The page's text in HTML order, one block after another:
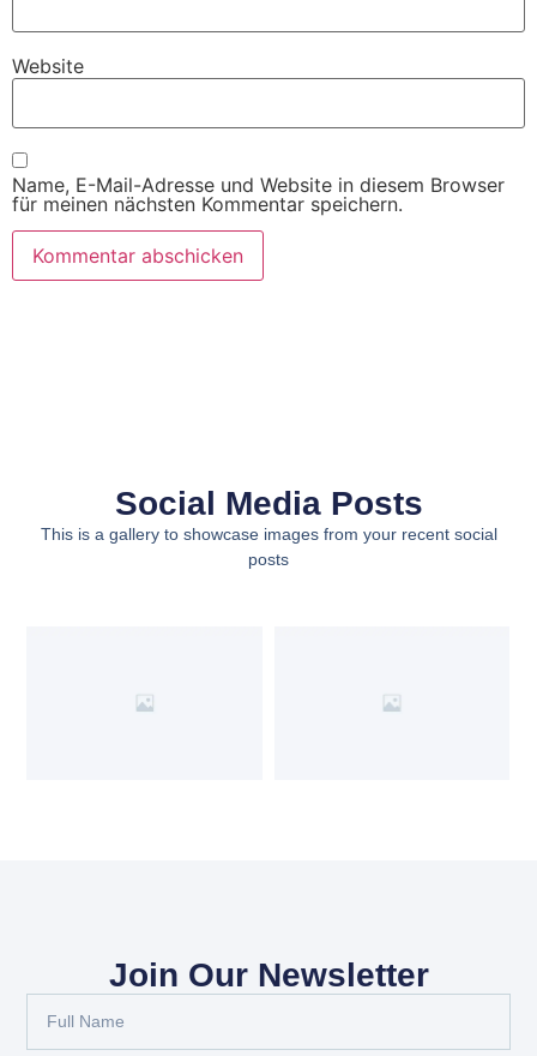
Website
Name, E-Mail-Adresse und Website in diesem Browser
für meinen nächsten Kommentar speichern.
Social Media Posts
This is a gallery to showcase images from your recent social
posts
Join Our Newsletter